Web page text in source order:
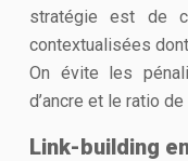
stratégie est de
contextualisées
On évite les
d’ancre et le ratio
Link-building